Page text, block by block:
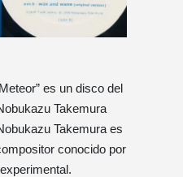
es un disco del
Takemura
Takemura es
conocido por